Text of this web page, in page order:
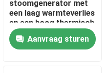
stoomgenerator met
een laag warmteverlies
en een hoog thermisch
rendement
Aanvraag sturen